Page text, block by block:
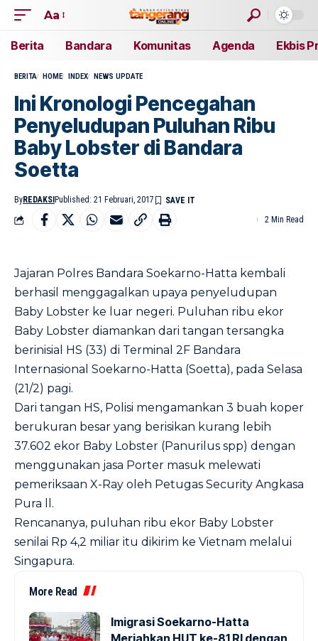
Aa
Berita Bandara Komunitas Agenda Ekbis
BERITA HOME INDEX NEWS UPDATE
Ini Kronologi Pencegahan
Penyeludupan Puluhan Ribu
Baby Lobster di Bandara
Soetta
ByREDAKSI Published: 21 Februari, 2017
2 Min Read
Jajaran Polres Bandara Soekarno-Hatta kembali
berhasil menggagalkan upaya penyeludupan
Baby Lobster ke luar negeri. Puluhan ribu ekor
Baby Lobster diamankan dari tangan tersangka
berinisial HS (33) di Terminal 2F Bandara
Internasional Soekarno-Hatta (Soetta), pada Selasa
(21/2) pagi.
Dari tangan HS, Polisi mengamankan 3 buah koper
berukuran besar yang berisikan kurang lebih
37.602 ekor Baby Lobster (Panurilus spp) dengan
menggunakan jasa Porter masuk melewati
pemeriksaan X-Ray oleh Petugas Security Angkasa
Pura ll.
Rencananya, puluhan ribu ekor Baby Lobster
senilai Rp 4,2 miliar itu dikirim ke Vietnam melalui
Singapura.
More Read
Imigrasi Soekarno-Hatta
Meriahkan HUT ke-81 RI dengan